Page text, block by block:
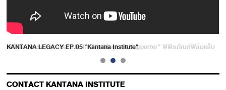
KANTANA LEGACY EP.05 "Kantana Institute"
CONTACT KANTANA INSTITUTE